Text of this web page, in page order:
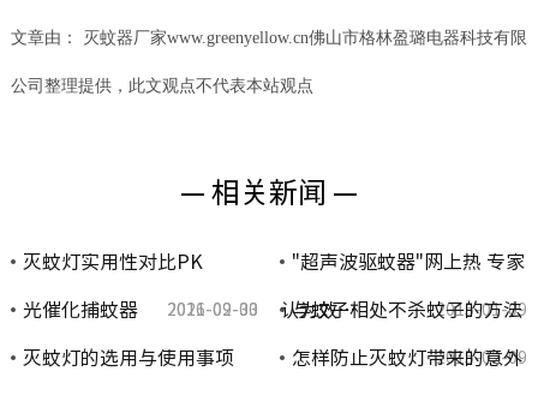
文章由： 灭蚊器厂家www.greenyellow.cn佛山市格林盈璐电器科技有限
公司整理提供，此文观点不代表本站观点
— 相关新闻 —
灭蚊灯实用性对比PK
2021-09-30
"超声波驱蚊器"网上热 专家
认为效… 2015-01-09
光催化捕蚊器 2016-02-03 与蚊子相处不杀蚊子的方法
2015-02-09
灭蚊灯的选用与使用事项 怎样防止灭蚊灯带来的意外